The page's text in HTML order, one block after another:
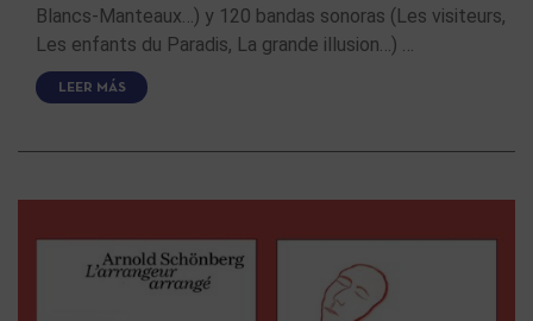
Blancs-Manteaux…) y 120 bandas sonoras (Les visiteurs,
Les enfants du Paradis, La grande illusion…) …
LEER MÁS